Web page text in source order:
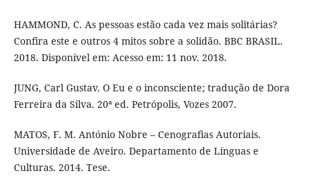
HAMMOND, C. As pessoas estão cada vez mais solitárias?
Confira este e outros 4 mitos sobre a solidão. BBC BRASIL.
2018. Disponível em: Acesso em: 11 nov. 2018.
JUNG, Carl Gustav. O Eu e o inconsciente; tradução de Dora
Ferreira da Silva. 20ª ed. Petrópolis, Vozes 2007.
MATOS, F. M. António Nobre – Cenografias Autoriais.
Universidade de Aveiro. Departamento de Línguas e
Culturas. 2014. Tese.